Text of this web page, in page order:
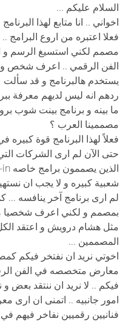
السلام عليكم ...
اخواني .. انا متابع لهذا
فعلا اعتبره من اروع
مصمم لكني استسيغ الرسم و
الفن الرقمي .. اعرف شخص
يستخدم هالبرنامج و قد
ردهم انه ليس لديهم معرفة
ما بينه و برنامج بينت شوب
مصممينا العرب ؟
فعلاً لهذا البرنامج قوة كبيره
شعبية كبيره و لا يجب ان
لم ارى برنامج آخر ينافسه
بمصمم و لكني اعرف شخصيا
مثل هشام درويش و اعتقد
المصممين ...
اخوتي نريد ان نفتخر فيكم
معارض متخصصه في الفن
فيكم .. لا نريد ان ننتقد
امور جانبيه .. اتمنى ان ارى
فنانيين رقميين نفاخر فيهم